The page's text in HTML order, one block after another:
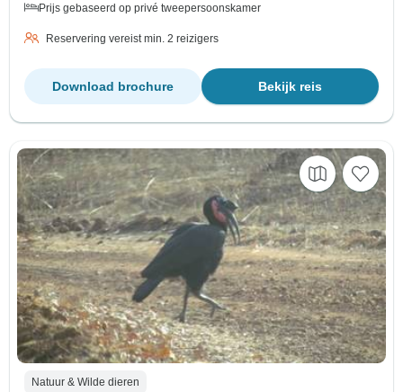
Prijs gebaseerd op privé tweepersoonskamer
Reservering vereist min. 2 reizigers
Bekijk reis
Download brochure
Natuur & Wilde dieren